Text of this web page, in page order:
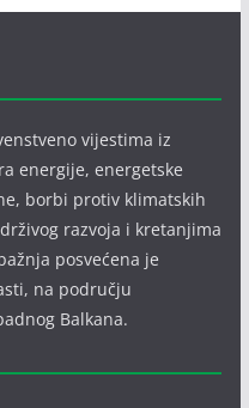
vijestima iz
energije, energetske
borbi protiv klimatskih
razvoja i kretanjima
posvećena je
na području
Balkana.